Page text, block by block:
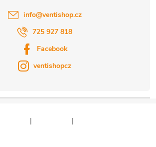
info@ventishop.cz
725 927 818
Facebook
ventishopcz
| |